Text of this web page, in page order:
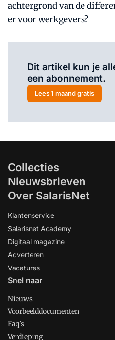
achtergrond van de
er voor werkgevers?
Dit artikel kun je
een abonnement.
Lees 1 maand gratis
Collecties
Nieuwsbrieven
Over SalarisNet
Klantenservice
Salarisnet Academy
Digitaal magazine
Adverteren
Vacatures
Snel naar
Nieuws
Voorbeelddocumenten
Faq's
Verdieping